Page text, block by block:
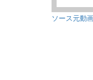
ソース元動